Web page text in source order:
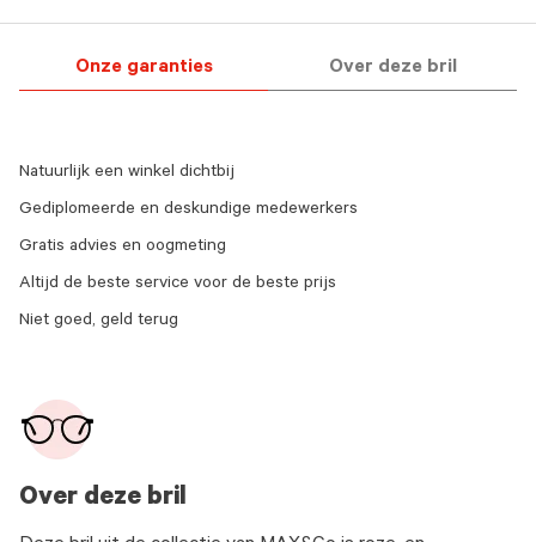
Onze garanties Over deze bril
Over deze bril
Natuurlijk een winkel dichtbij
Gediplomeerde en deskundige medewerkers
Gratis advies en oogmeting
Altijd de beste service voor de beste prijs
Niet goed, geld terug